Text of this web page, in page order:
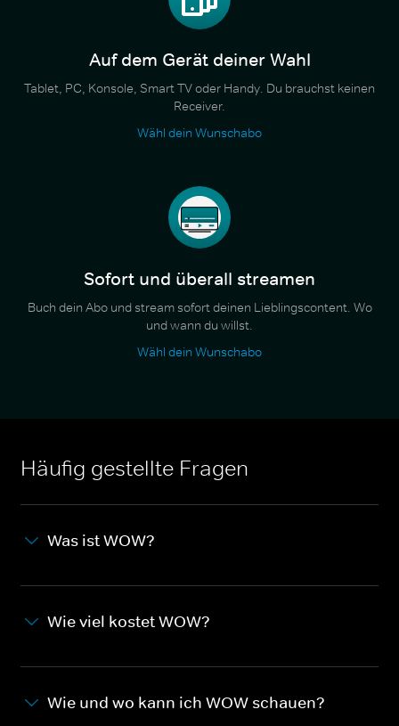
Auf dem Gerät deiner Wahl
Tablet, PC, Konsole, Smart TV oder Handy. Du brauchst keinen
Receiver.
Wähl dein Wunschabo
Sofort und überall streamen
Buch dein Abo und stream sofort deinen Lieblingscontent. Wo
und wann du willst.
Wähl dein Wunschabo
Häufig gestellte Fragen
Was ist WOW?
Wie viel kostet WOW?
Wie und wo kann ich WOW schauen?